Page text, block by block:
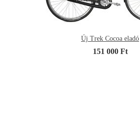
Új Trek Cocoa eladó
151 000 Ft